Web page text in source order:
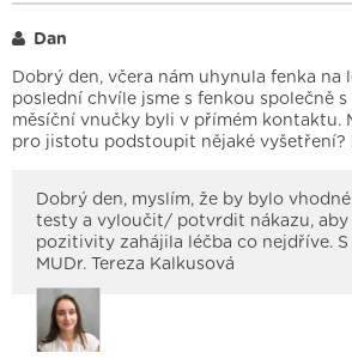
Dan
Dobrý den, včera nám uhynula fenka na
poslední chvíle jsme s fenkou společně
měsíční vnučky byli v přímém kontaktu.
pro jistotu podstoupit nějaké vyšetření?
Dobrý den, myslím, že by bylo
testy a vyloučit/ potvrdit nákazu, aby
pozitivity zahájila léčba co nejdříve.
MUDr. Tereza Kalkusová